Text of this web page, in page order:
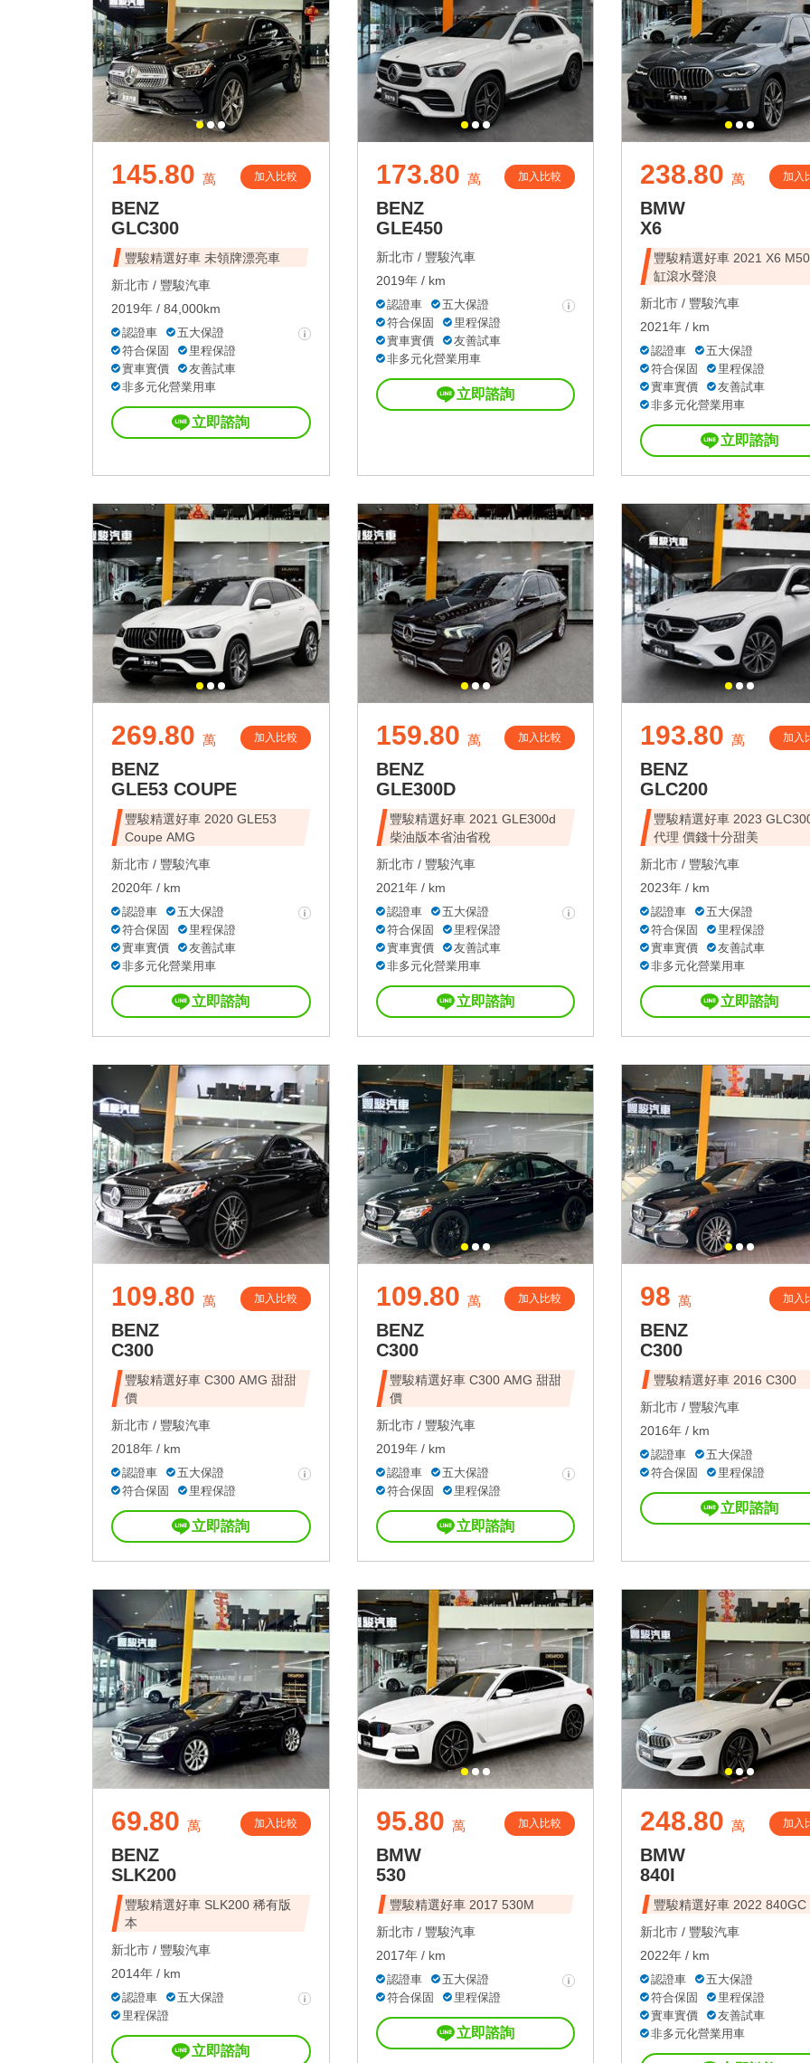
145.80 萬 加入比較
BENZ
GLC300
豐駿精選好車 未領牌漂亮車
新北市 / 豐駿汽車
2019年 / 84,000km
認證車
五大保證
符合保固
里程保證
實車實價
友善試車
非多元化營業用車
立即諮詢
173.80 萬 加入比較
BENZ
GLE450
新北市 / 豐駿汽車
2019年 / km
認證車
五大保證
符合保固
里程保證
實車實價
友善試車
非多元化營業用車
立即諮詢
238.80 萬 加入
BMW
X6
豐駿精選好車 2021 X6 M50i
缸滾水聲浪
新北市 / 豐駿汽車
2021年 / km
認證車
五大保證
符合保固
里程保證
實車實價
友善試車
非多元化營業用車
立即諮詢
269.80 萬 加入比較
BENZ
GLE53 COUPE
豐駿精選好車 2020 GLE53
Coupe AMG
新北市 / 豐駿汽車
2020年 / km
認證車
五大保證
符合保固
里程保證
實車實價
友善試車
非多元化營業用車
立即諮詢
159.80 萬 加入比較
BENZ
GLE300D
豐駿精選好車 2021 GLE300d
柴油版本省油省稅
新北市 / 豐駿汽車
2021年 / km
認證車
五大保證
符合保固
里程保證
實車實價
友善試車
非多元化營業用車
立即諮詢
193.80 萬 加入
BENZ
GLC200
豐駿精選好車 2023
代理 價錢十分甜美
新北市 / 豐駿汽車
2023年 / km
認證車
五大保證
符合保固
里程保證
實車實價
友善試車
非多元化營業用車
立即諮詢
109.80 萬 加入比較
BENZ
C300
豐駿精選好車 C300 AMG 甜甜
價
新北市 / 豐駿汽車
2018年 / km
認證車
五大保證
符合保固
里程保證
立即諮詢
109.80 萬 加入比較
BENZ
C300
豐駿精選好車 C300 AMG 甜甜
價
新北市 / 豐駿汽車
2019年 / km
認證車
五大保證
符合保固
里程保證
立即諮詢
98 萬 加入
BENZ
C300
豐駿精選好車 2016 C300
新北市 / 豐駿汽車
2016年 / km
認證車
五大保證
符合保固
里程保證
立即諮詢
69.80 萬 加入比較
BENZ
SLK200
豐駿精選好車 SLK200 稀有版
本
新北市 / 豐駿汽車
2014年 / km
認證車
五大保證
里程保證
立即諮詢
95.80 萬 加入比較
BMW
530
豐駿精選好車 2017 530M
新北市 / 豐駿汽車
2017年 / km
認證車
五大保證
符合保固
里程保證
立即諮詢
248.80 萬 加入
BMW
840I
豐駿精選好車 2022 840GC
新北市 / 豐駿汽車
2022年 / km
認證車
五大保證
符合保固
里程保證
實車實價
友善試車
非多元化營業用車